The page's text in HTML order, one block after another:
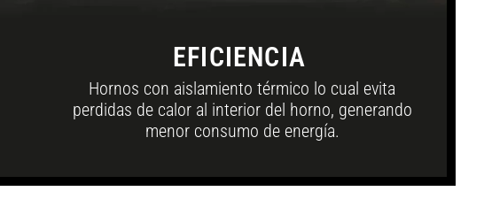
EFICIENCIA
Hornos con aislamiento térmico lo cual evita
perdidas de calor al interior del horno, generando
menor consumo de energía.